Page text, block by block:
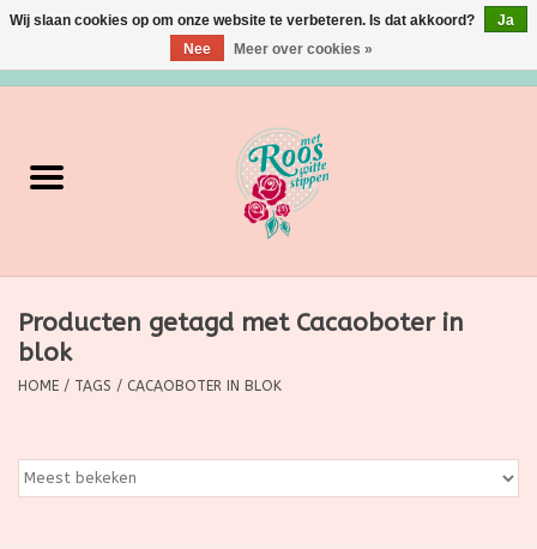
Verzorging
Grimeermateriaal
Eten/Drinken
Producten getagd met Cacaoboter in
blok
HOME / TAGS / CACAOBOTER IN BLOK
Wij slaan cookies op om onze website te verbeteren. Is dat akkoord?
Ja
Nee
Meer over cookies »